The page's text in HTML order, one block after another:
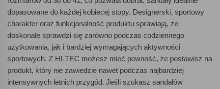
dopasowane do każdej kobiecej stopy. Designerski, sportowy
charakter oraz funkcjonalność produktu sprawiają, że
doskonale sprawdzi się zarówno podczas codziennego
użytkowania, jak i bardziej wymagających aktywności
sportowych. Z HI-TEC możesz mieć pewność, że postawisz na
produkt, który nie zawiedzie nawet podczas najbardziej
intensywnych letnich przygód. Jeśli szukasz sandałów